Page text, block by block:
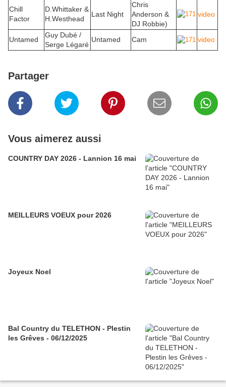
Chill
Factor
D.Whittaker &
H.Westhead
Last Night
Chris
Anderson &
DJ Robbie)
video
Untamed
Guy Dubé /
Serge Légaré
Untamed Cam video
Partager
Vous aimerez aussi
COUNTRY DAY 2026 - Lannion 16 mai
MEILLEURS VOEUX pour 2026
Joyeux Noel
Bal Country du TELETHON - Plestin
les Grêves - 06/12/2025